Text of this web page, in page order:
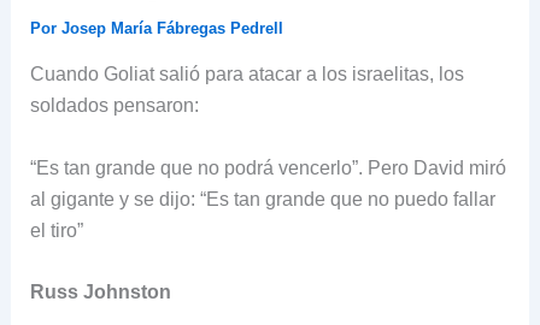
Por Josep María Fábregas Pedrell
Cuando Goliat salió para atacar a los israelitas, los
soldados pensaron:
“Es tan grande que no podrá vencerlo”. Pero David miró
al gigante y se dijo: “Es tan grande que no puedo fallar
el tiro”
Russ Johnston